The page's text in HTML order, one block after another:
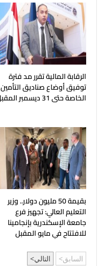
الرقابة المالية تقرر مد فترة
توفيق أوضاع صناديق التأمين
الخاصة حتى 31 ديسمبر المقبل
بقيمة 50 مليون دولار.. وزير
التعليم العالي: تجهيز فرع
جامعة الإسكندرية بإنجامينا
للافتتاح في مايو المقبل
السابق التالي